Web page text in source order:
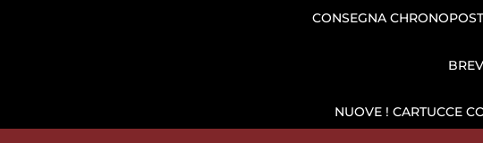
CONSEGNA
NUOVE ! CARTUCCE